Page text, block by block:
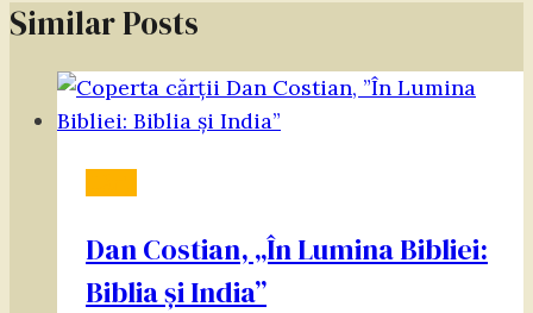
Similar Posts
Dan Costian, „În Lumina Bibliei:
Biblia și India”